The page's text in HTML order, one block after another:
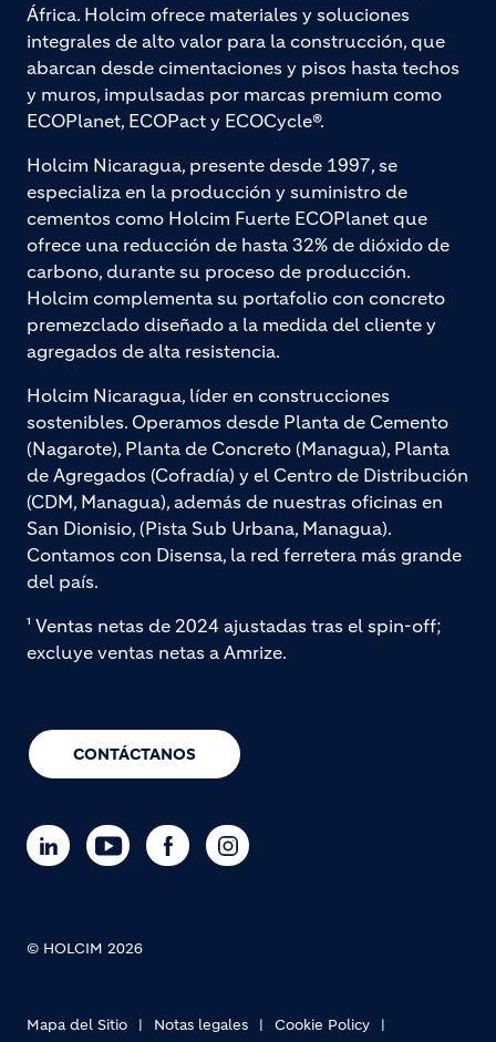
CONTÁCTANOS
África. Holcim ofrece materiales y soluciones
integrales de alto valor para la construcción, que
abarcan desde cimentaciones y pisos hasta techos
y muros, impulsadas por marcas premium como
ECOPlanet, ECOPact y ECOCycle®.
Holcim Nicaragua, presente desde 1997, se
especializa en la producción y suministro de
cementos como Holcim Fuerte ECOPlanet que
ofrece una reducción de hasta 32% de dióxido de
carbono, durante su proceso de producción.
Holcim complementa su portafolio con concreto
premezclado diseñado a la medida del cliente y
agregados de alta resistencia.
Holcim Nicaragua, líder en construcciones
sostenibles. Operamos desde Planta de Cemento
(Nagarote), Planta de Concreto (Managua), Planta
de Agregados (Cofradía) y el Centro de Distribución
(CDM, Managua), además de nuestras oficinas en
San Dionisio, (Pista Sub Urbana, Managua).
Contamos con Disensa, la red ferretera más grande
del país.
¹ Ventas netas de 2024 ajustadas tras el spin-off;
excluye ventas netas a Amrize.
© HOLCIM 2026
Mapa del Sitio Notas legales Cookie Policy